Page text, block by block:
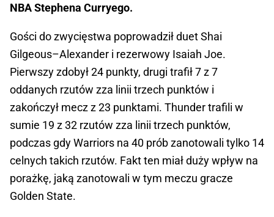
NBA Stephena Curryego.
Gości do zwycięstwa poprowadził duet Shai
Gilgeous–Alexander i rezerwowy Isaiah Joe.
Pierwszy zdobył 24 punkty, drugi trafił 7 z 7
oddanych rzutów zza linii trzech punktów i
zakończył mecz z 23 punktami. Thunder trafili w
sumie 19 z 32 rzutów zza linii trzech punktów,
podczas gdy Warriors na 40 prób zanotowali tylko 14
celnych takich rzutów. Fakt ten miał duży wpływ na
porażkę, jaką zanotowali w tym meczu gracze
Golden State.